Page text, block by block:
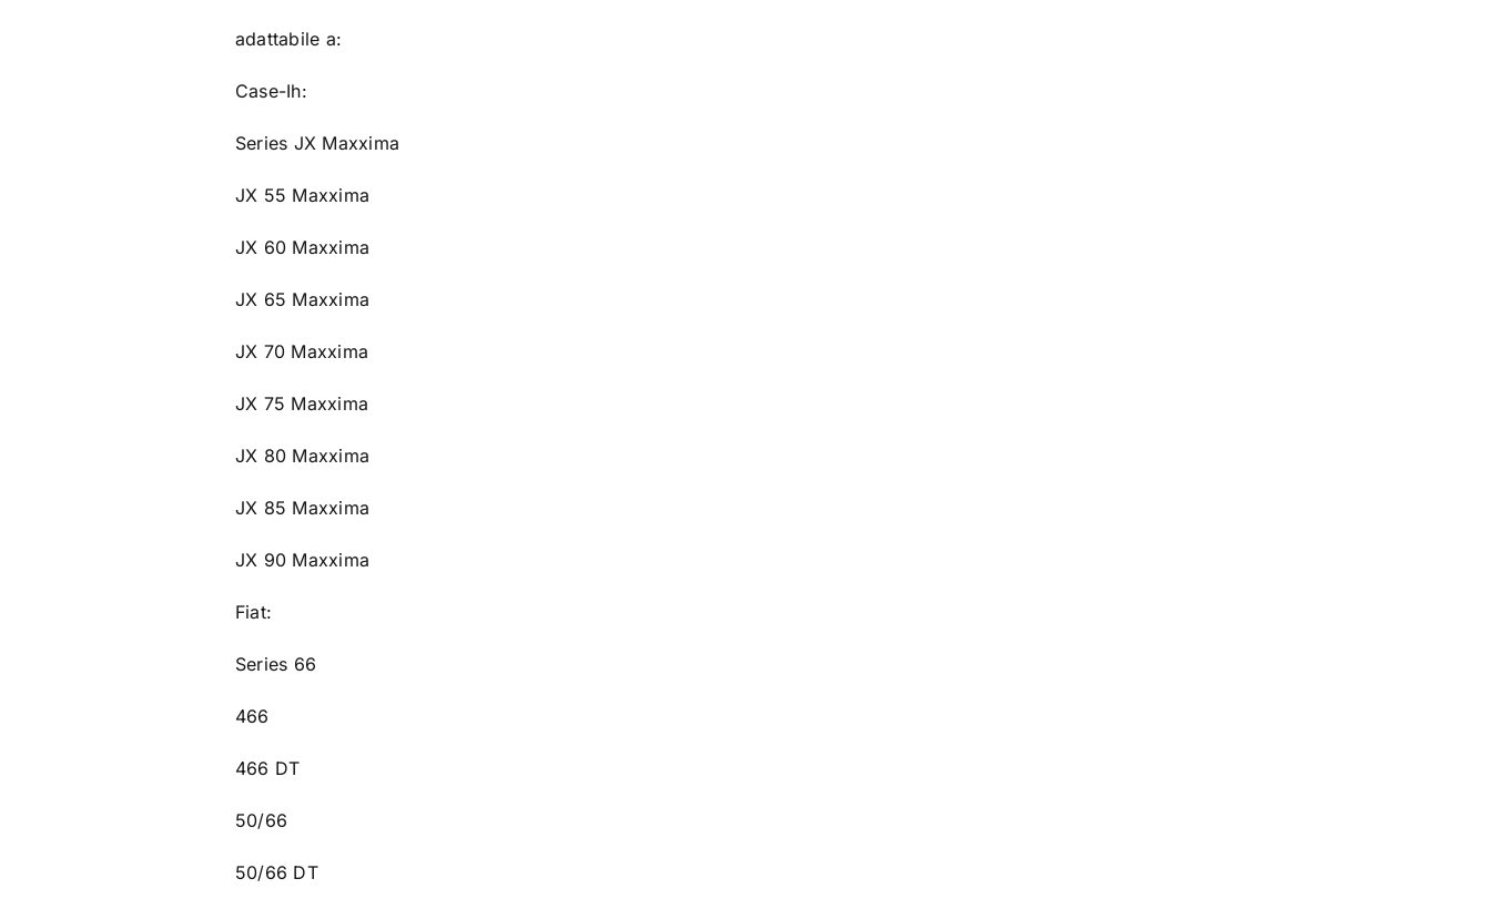
adattabile a:
Case-Ih:
Series JX Maxxima
JX 55 Maxxima
JX 60 Maxxima
JX 65 Maxxima
JX 70 Maxxima
JX 75 Maxxima
JX 80 Maxxima
JX 85 Maxxima
JX 90 Maxxima
Fiat:
Series 66
466
466 DT
50/66
50/66 DT